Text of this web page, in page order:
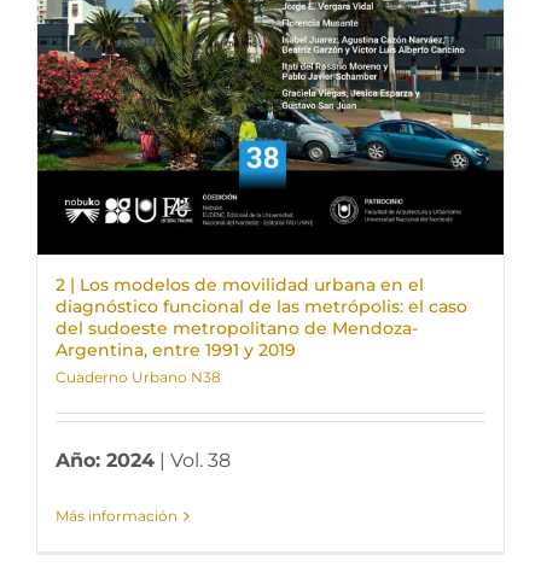
2 | Los modelos de movilidad urbana en el
diagnóstico funcional de las metrópolis: el caso
del sudoeste metropolitano de Mendoza-
Argentina, entre 1991 y 2019
Cuaderno Urbano N38
Año: 2024 | Vol. 38
Más información